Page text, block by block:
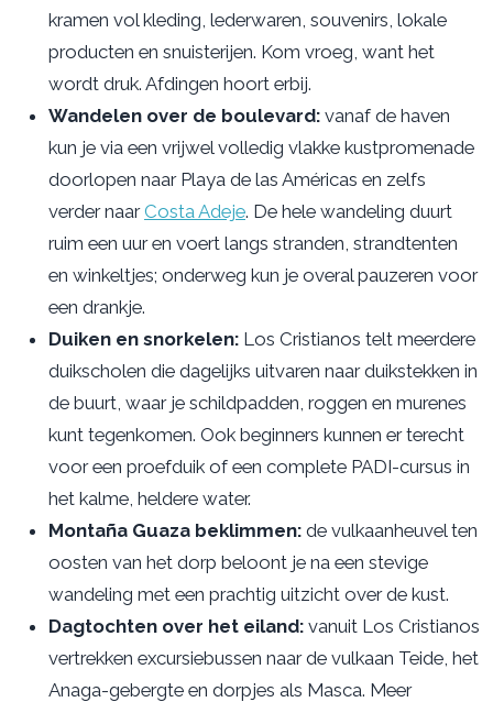
kramen vol kleding, lederwaren, souvenirs, lokale
producten en snuisterijen. Kom vroeg, want het
wordt druk. Afdingen hoort erbij.
Wandelen over de boulevard: vanaf de haven
kun je via een vrijwel volledig vlakke kustpromenade
doorlopen naar Playa de las Américas en zelfs
verder naarCosta Adeje. De hele wandeling duurt
ruim een uur en voert langs stranden, strandtenten
en winkeltjes; onderweg kun je overal pauzeren voor
een drankje.
Duiken en snorkelen: Los Cristianos telt meerdere
duikscholen die dagelijks uitvaren naar duikstekken in
de buurt, waar je schildpadden, roggen en murenes
kunt tegenkomen. Ook beginners kunnen er terecht
voor een proefduik of een complete PADI-cursus in
het kalme, heldere water.
Montaña Guaza beklimmen: de vulkaanheuvel ten
oosten van het dorp beloont je na een stevige
wandeling met een prachtig uitzicht over de kust.
Dagtochten over het eiland: vanuit Los Cristianos
vertrekken excursiebussen naar de vulkaan Teide, het
Anaga-gebergte en dorpjes als Masca. Meer